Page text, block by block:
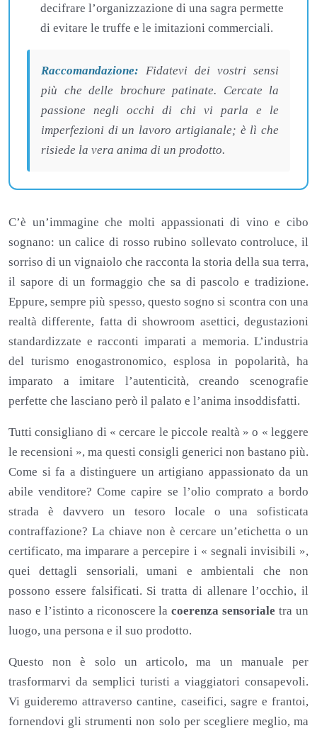
decifrare l’organizzazione di una sagra permette
di evitare le truffe e le imitazioni commerciali.
Raccomandazione: Fidatevi dei vostri sensi
più che delle brochure patinate. Cercate la
passione negli occhi di chi vi parla e le
imperfezioni di un lavoro artigianale; è lì che
risiede la vera anima di un prodotto.
C’è un’immagine che molti appassionati di vino e cibo
sognano: un calice di rosso rubino sollevato controluce, il
sorriso di un vignaiolo che racconta la storia della sua terra,
il sapore di un formaggio che sa di pascolo e tradizione.
Eppure, sempre più spesso, questo sogno si scontra con una
realtà differente, fatta di showroom asettici, degustazioni
standardizzate e racconti imparati a memoria. L’industria
del turismo enogastronomico, esplosa in popolarità, ha
imparato a imitare l’autenticità, creando scenografie
perfette che lasciano però il palato e l’anima insoddisfatti.
Tutti consigliano di « cercare le piccole realtà » o « leggere
le recensioni », ma questi consigli generici non bastano più.
Come si fa a distinguere un artigiano appassionato da un
abile venditore? Come capire se l’olio comprato a bordo
strada è davvero un tesoro locale o una sofisticata
contraffazione? La chiave non è cercare un’etichetta o un
certificato, ma imparare a percepire i « segnali invisibili »,
quei dettagli sensoriali, umani e ambientali che non
possono essere falsificati. Si tratta di allenare l’occhio, il
naso e l’istinto a riconoscere lacoerenza sensoriale tra un
luogo, una persona e il suo prodotto.
Questo non è solo un articolo, ma un manuale per
trasformarvi da semplici turisti a viaggiatori consapevoli.
Vi guideremo attraverso cantine, caseifici, sagre e frantoi,
fornendovi gli strumenti non solo per scegliere meglio, ma